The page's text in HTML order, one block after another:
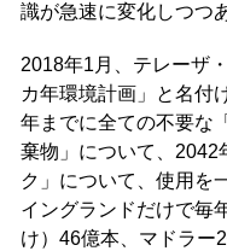
識が急速に変化しつつ
2018年1月、テレーザ
カ年環境計画」と名付
年までに全ての不要な
棄物」について、2042
ク」について、使用を
イングランドだけで毎
け）46億本、マドラー